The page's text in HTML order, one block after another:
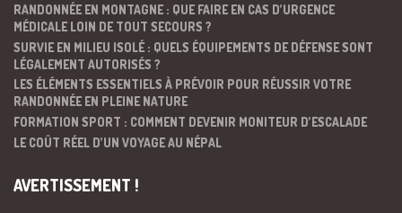
RANDONNÉE EN MONTAGNE : QUE FAIRE EN CAS D’URGENCE
MÉDICALE LOIN DE TOUT SECOURS ?
SURVIE EN MILIEU ISOLÉ : QUELS ÉQUIPEMENTS DE DÉFENSE SONT
LÉGALEMENT AUTORISÉS ?
LES ÉLÉMENTS ESSENTIELS À PRÉVOIR POUR RÉUSSIR VOTRE
RANDONNÉE EN PLEINE NATURE
FORMATION SPORT : COMMENT DEVENIR MONITEUR D’ESCALADE
LE COÛT RÉEL D’UN VOYAGE AU NÉPAL
AVERTISSEMENT !